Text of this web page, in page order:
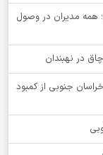
همه مدیران در وصول
جنوبی از کمبود